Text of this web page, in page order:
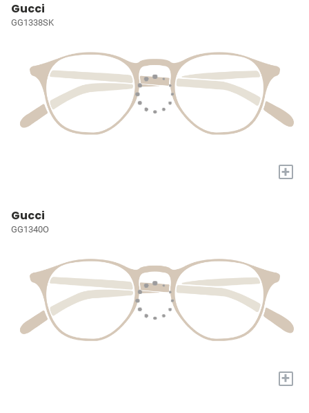
Gucci
GG1338SK
+
Gucci
GG1340O
+